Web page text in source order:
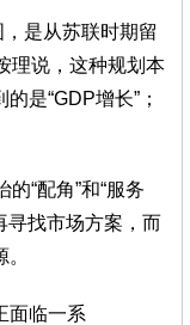
是从苏联时期留
理说，这种规划本
是“GDP增长”；
“配角”和“服务
寻找市场方案，而
面临一系